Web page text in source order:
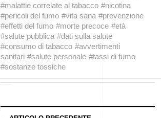
#malattie correlate al tabacco #nicotina
#pericoli del fumo #vita sana #prevenzione
#effetti del fumo #morte precoce #età
#salute pubblica #dati sulla salute
#consumo di tabacco #avvertimenti
sanitari #salute personale #tassi di fumo
#sostanze tossiche